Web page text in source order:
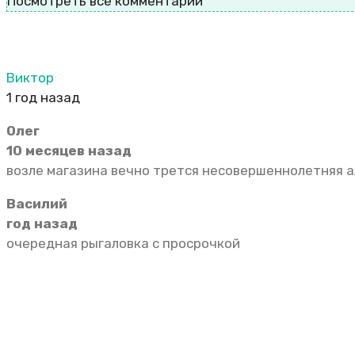
Виктор
1 год назад
Олег
10 месяцев назад
возле магазина вечно трется несовершеннолетняя
Василий
год назад
очередная рыгаловка с просрочкой